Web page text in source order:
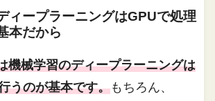
ィープラーニングはGPUで処理
本だから
機械学習のディープラーニングは
うのが基本です。もちろん、